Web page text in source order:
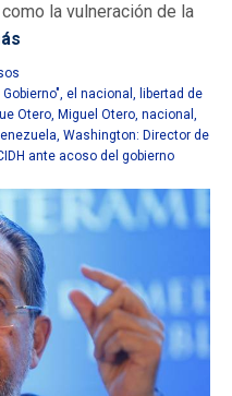
la vulneración de la
, el nacional , libertad de
Otero, Miguel Otero, nacional ,
, Washington: Director de
ante acoso del gobierno